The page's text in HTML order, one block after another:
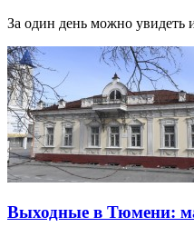
За один день можно увидеть
Выходные в Тюмени: